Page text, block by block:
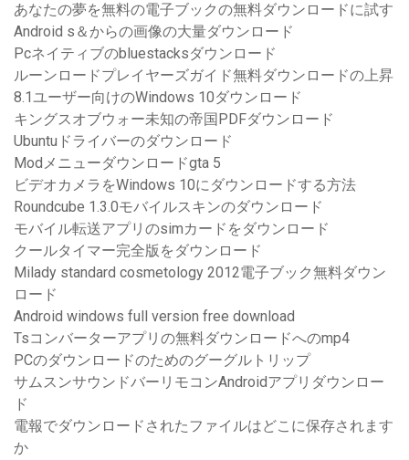
あなたの夢を無料の電子ブックの無料ダウンロードに試す
Android s＆からの画像の大量ダウンロード
Pcネイティブのbluestacksダウンロード
ルーンロードプレイヤーズガイド無料ダウンロードの上昇
8.1ユーザー向けのWindows 10ダウンロード
キングスオブウォー未知の帝国PDFダウンロード
Ubuntuドライバーのダウンロード
Modメニューダウンロードgta 5
ビデオカメラをWindows 10にダウンロードする方法
Roundcube 1.3.0モバイルスキンのダウンロード
モバイル転送アプリのsimカードをダウンロード
クールタイマー完全版をダウンロード
Milady standard cosmetology 2012電子ブック無料ダウン
ロード
Android windows full version free download
Tsコンバーターアプリの無料ダウンロードへのmp4
PCのダウンロードのためのグーグルトリップ
サムスンサウンドバーリモコンAndroidアプリダウンロー
ド
電報でダウンロードされたファイルはどこに保存されます
か